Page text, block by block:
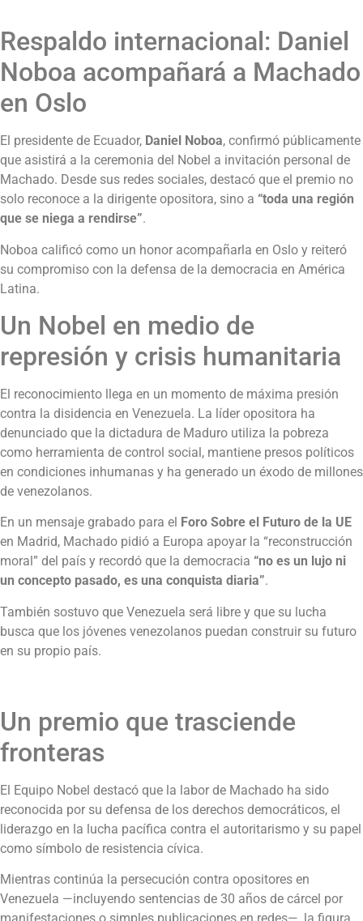
Respaldo internacional: Daniel
Noboa acompañará a Machado
en Oslo
El presidente de Ecuador, Daniel Noboa, confirmó públicamente
que asistirá a la ceremonia del Nobel a invitación personal de
Machado. Desde sus redes sociales, destacó que el premio no
solo reconoce a la dirigente opositora, sino a “toda una región
que se niega a rendirse”.
Noboa calificó como un honor acompañarla en Oslo y reiteró
su compromiso con la defensa de la democracia en América
Latina.
Un Nobel en medio de
represión y crisis humanitaria
El reconocimiento llega en un momento de máxima presión
contra la disidencia en Venezuela. La líder opositora ha
denunciado que la dictadura de Maduro utiliza la pobreza
como herramienta de control social, mantiene presos políticos
en condiciones inhumanas y ha generado un éxodo de millones
de venezolanos.
En un mensaje grabado para el Foro Sobre el Futuro de la UE
en Madrid, Machado pidió a Europa apoyar la “reconstrucción
moral” del país y recordó que la democracia “no es un lujo ni
un concepto pasado, es una conquista diaria”.
También sostuvo que Venezuela será libre y que su lucha
busca que los jóvenes venezolanos puedan construir su futuro
en su propio país.
Un premio que trasciende
fronteras
El Equipo Nobel destacó que la labor de Machado ha sido
reconocida por su defensa de los derechos democráticos, el
liderazgo en la lucha pacífica contra el autoritarismo y su papel
como símbolo de resistencia cívica.
Mientras continúa la persecución contra opositores en
Venezuela —incluyendo sentencias de 30 años de cárcel por